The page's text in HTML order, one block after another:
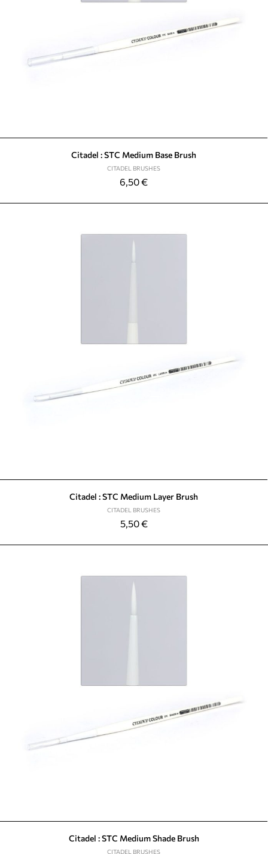
Citadel : STC Medium Base Brush
CITADEL BRUSHES
6,50€
Citadel : STC Medium Layer Brush
CITADEL BRUSHES
5,50€
Citadel : STC Medium Shade Brush
CITADEL BRUSHES